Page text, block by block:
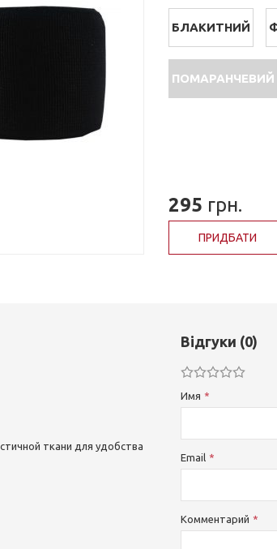
БЛАКИТНИЙ
ПОМАРАНЧЕВИЙ
295 грн.
ПРИДБАТИ
ткани для удобства
Відгуки (0)
Имя
Email
Комментарий